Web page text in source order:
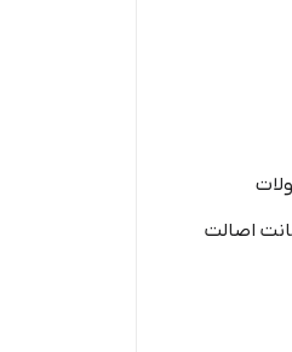
اصالت